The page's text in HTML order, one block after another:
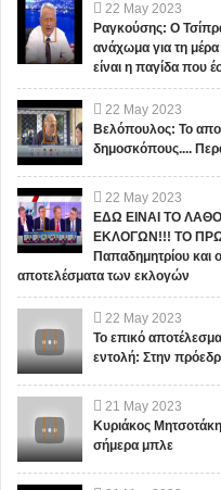
22 May 2023
Ραγκούσης: Ο
ανάχωμα για τη
είναι η παγίδα που
22 May 2023
Βελόπουλος: Το
δημοσκόπους....
22 May 2023
ΕΔΩ ΕΙΝΑΙ ΤΟ
ΕΚΛΟΓΩΝ!!! ΤΟ
Παπαδημητρίου και
αποτελέσματα των εκλογών
22 May 2023
Το επικό
εντολή: Στην
21 May 2023
Κυριάκος
σήμερα μπλε